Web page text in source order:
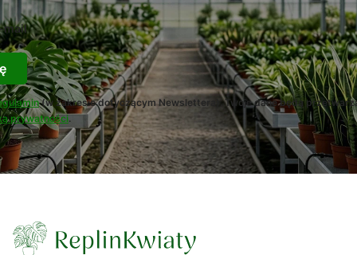
mail
(w zakresie dotyczącym Newslettera). Twoje dane będą
prywatności.